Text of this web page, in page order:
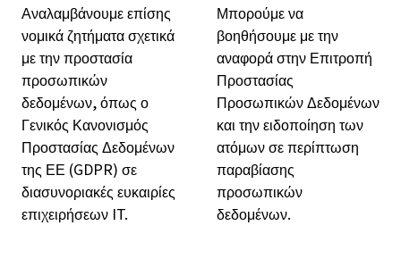
Αναλαμβάνουμε επίσης
νομικά ζητήματα σχετικά
με την προστασία
προσωπικών
δεδομένων, όπως ο
Γενικός Κανονισμός
Προστασίας Δεδομένων
της ΕΕ (GDPR) σε
διασυνοριακές ευκαιρίες
επιχειρήσεων IT.
Μπορούμε να
βοηθήσουμε με την
αναφορά στην Επιτροπή
Προστασίας
Προσωπικών Δεδομένων
και την ειδοποίηση των
ατόμων σε περίπτωση
παραβίασης
προσωπικών
δεδομένων.